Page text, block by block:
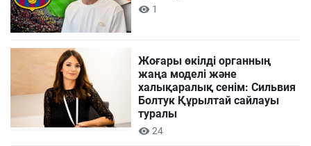
1
Жоғары өкілді органның
жаңа моделі және
халықаралық сенім: Сильвия
Болтук Құрылтай сайлауы
туралы
24